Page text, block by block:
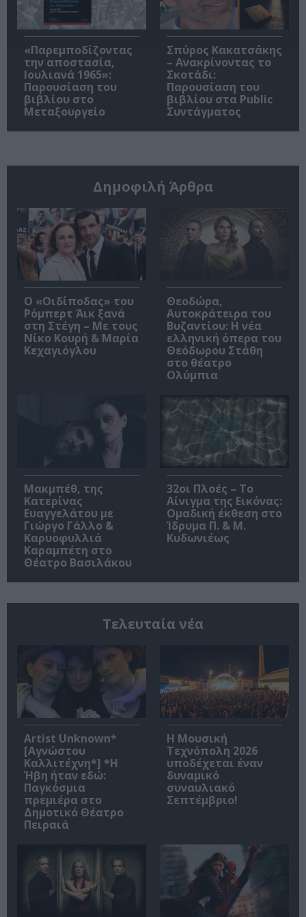
«Παρεμποδίζοντας
την αποστασία,
Ιουλιανά 1965»:
Παρουσίαση του
βιβλίου στο
Μεταξουργείο
Σπύρος Κακατσάκης
– Ανακρίνοντας το
Σκοτάδι:
Παρουσίαση του
βιβλίου στα Public
Συντάγματος
Δημοφιλή Άρθρα
O «Οιδίποδας» του
Ρόμπερτ Άικ ξανά
στη Στέγη – Με τους
Νίκο Κουρή & Μαρία
Κεχαγιόγλου
Θεοδώρα,
Αυτοκράτειρα του
Βυζαντίου: Η νέα
ελληνική όπερα του
Θεόδωρου Στάθη
στο θέατρο
Ολύμπια
Μακμπέθ, της
Κατερίνας
Ευαγγελάτου με
Γιώργο Γάλλο &
Καρυοφυλλιά
Καραμπέτη στο
Θέατρο Βασιλάκου
32οι Πλοές – Το
Αίνιγμα της Εικόνας:
Ομαδική έκθεση στο
Ίδρυμα Π. & Μ.
Κυδωνιέως
Τελευταία νέα
Artist Unknown*
[Αγνώστου
Καλλιτέχνη*] *Η
Ήβη ήταν εδώ:
Παγκόσμια
πρεμιέρα στο
Δημοτικό Θέατρο
Πειραιά
Η Μουσική
Τεχνόπολη 2026
υποδέχεται έναν
δυναμικό
συναυλιακό
Σεπτέμβριο!